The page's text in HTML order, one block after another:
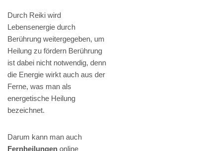
Durch Reiki wird
Lebensenergie durch
Berührung weitergegeben, um
Heilung zu fördern Berührung
ist dabei nicht notwendig, denn
die Energie wirkt auch aus der
Ferne, was man als
energetische Heilung
bezeichnet.
Darum kann man auch
Fernheilungen online